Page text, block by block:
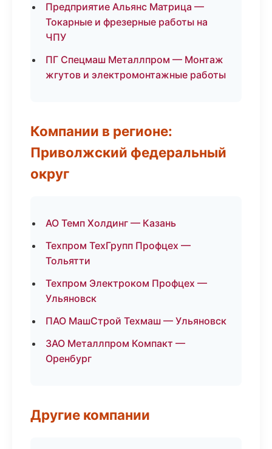
Предприятие Альянс Матрица —
Токарные и фрезерные работы на
ЧПУ
ПГ Спецмаш Металлпром — Монтаж
жгутов и электромонтажные работы
Компании в регионе:
Приволжский федеральный
округ
АО Темп Холдинг — Казань
Техпром ТехГрупп Профцех —
Тольятти
Техпром Электроком Профцех —
Ульяновск
ПАО МашСтрой Техмаш — Ульяновск
ЗАО Металлпром Компакт —
Оренбург
Другие компании